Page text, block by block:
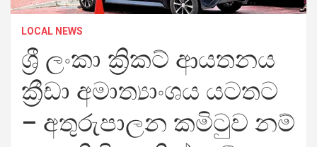
LOCAL NEWS
ශ්‍රී ලංකා ක්‍රිකට් ආයතනය
ක්‍රීඩා අමාත්‍යාංශය යටතට
– අතුරුපාලන කමිටුව නම්